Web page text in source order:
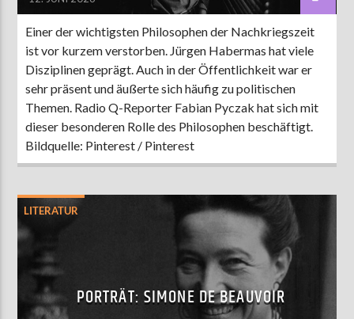
Einer der wichtigsten Philosophen der Nachkriegszeit
ist vor kurzem verstorben. Jürgen Habermas hat viele
Disziplinen geprägt. Auch in der Öffentlichkeit war er
sehr präsent und äußerte sich häufig zu politischen
Themen. Radio Q-Reporter Fabian Pyczak hat sich mit
dieser besonderen Rolle des Philosophen beschäftigt.
Bildquelle: Pinterest / Pinterest
LITERATUR
PORTRÄT: SIMONE DE BEAUVOIR